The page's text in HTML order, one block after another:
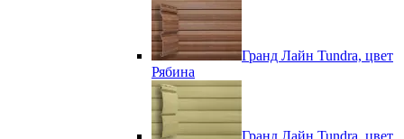
Гранд Лайн Tundra, цвет
Рябина
Гранд Лайн Tundra, цвет